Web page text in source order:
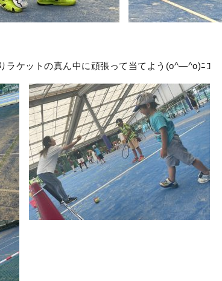
ラケットの真ん中に頑張って当てよう(o^―^o)ﾆｺ